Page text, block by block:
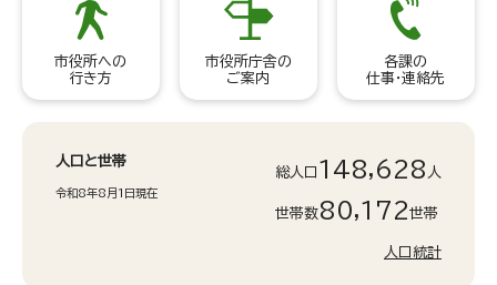
市役所への
行き方
市役所庁舎の
ご案内
各課の
仕事・連絡先
人口と世帯
令和8年8月1日現在
総人口 148,628 人
世帯数80,172世帯
人口統計